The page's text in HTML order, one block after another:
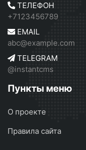
ТЕЛЕФОН
+7123456789
EMAIL
abc@example.com
TELEGRAM
@instantcms
Пункты меню
О проекте
Правила сайта